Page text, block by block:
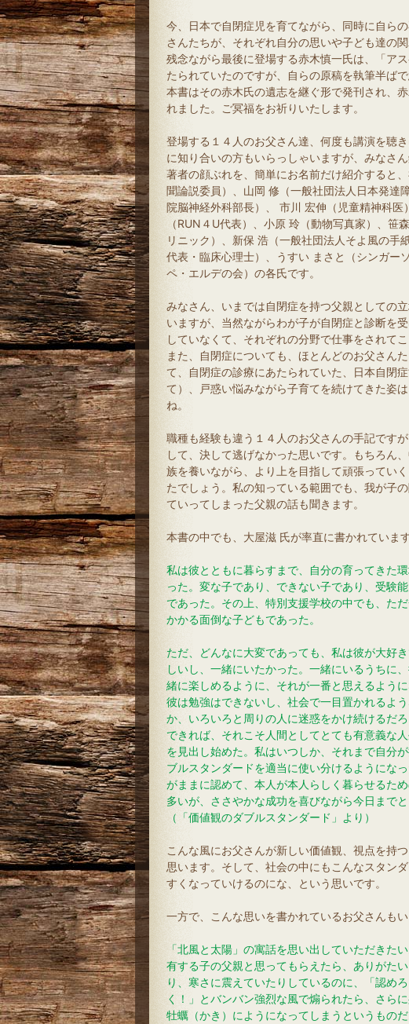
今、日本で自閉症児を育てながら、同時に自ら
さんたちが、それぞれ自分の思いや子ども達の関
残念ながら最後に登場する赤木慎一氏は、「ア
たられていたのですが、自らの原稿を執筆半ばで
本書はその赤木氏の遺志を継ぐ形で発刊され、
れました。ご冥福をお祈りいたします。
登場する１４人のお父さん達、何度も講演を聴
に知り合いの方もいらっしゃいますが、みなさん
著者の顔ぶれを、簡単にお名前だけ紹介すると
聞論説委員）、山岡 修（一般社団法人日本発達
院脳神経外科部長）、 市川 宏伸（児童精神科
（RUN４U代表）、小原 玲（動物写真家）、
リニック）、新保 浩（一般社団法人そよ風の
代表・臨床心理士）、うすい まさと（シンガー
ペ・エルデの会）の各氏です。
みなさん、いまでは自閉症を持つ父親としての
いますが、当然ながらわが子が自閉症と診断を
していなくて、それぞれの分野で仕事をされてこ
また、自閉症についても、ほとんどのお父さん
て、自閉症の診療にあたられていた、日本自閉
て）、戸惑い悩みながら子育てを続けてきた姿
ね。
職種も経験も違う１４人のお父さんの手記です
して、決して逃げなかった思いです。もちろん
族を養いながら、より上を目指して頑張ってい
たでしょう。私の知っている範囲でも、我が子
ていってしまった父親の話も聞きます。
本書の中でも、大屋滋 氏が率直に書かれています
私は彼とともに暮らすまで、自分の育ってきた
った。変な子であり、できない子であり、受験
であった。その上、特別支援学校の中でも、た
かかる面倒な子どもであった。
ただ、どんなに大変であっても、私は彼が大好
しいし、一緒にいたかった。一緒にいるうちに
緒に楽しめるように、それが一番と思えるように
彼は勉強はできないし、社会で一目置かれるよ
か、いろいろと周りの人に迷惑をかけ続けるだ
できれば、それこそ人間としてとても有意義な
を見出し始めた。私はいつしか、それまで自分
ブルスタンダードを適当に使い分けるようにな
がままに認めて、本人が本人らしく暮らせるた
多いが、ささやかな成功を喜びながら今日まで
（「価値観のダブルスタンダード」より）
こんな風にお父さんが新しい価値観、視点を持
思います。そして、社会の中にもこんなスタン
すくなっていけるのにな、という思いです。
一方で、こんな思いを書かれているお父さんもい
「北風と太陽」の寓話を思い出していただきた
有する子の父親と思ってもらえたら、ありがた
り、寒さに震えていたりしているのに、「認め
く！」とバンバン強烈な風で煽られたら、さら
牡蠣（かき）にようになってしまうというものだ